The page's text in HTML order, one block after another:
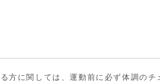
方に関しては、運動前に必ず体調の